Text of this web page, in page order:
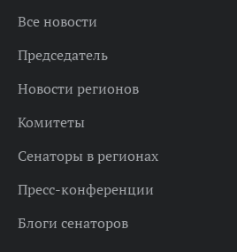
Все новости
Председатель
Новости регионов
Комитеты
Сенаторы в регионах
Пресс-конференции
Блоги сенаторов